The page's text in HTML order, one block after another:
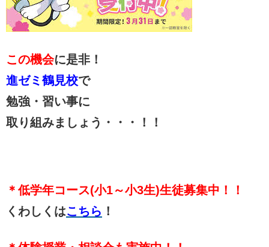
この機会に是非！
進ゼミ鶴見校で
勉強・習い事に
取り組みましょう・・・！！
＊低学年コース(小1～小3生)生徒募集中！！
くわしくはこちら ！